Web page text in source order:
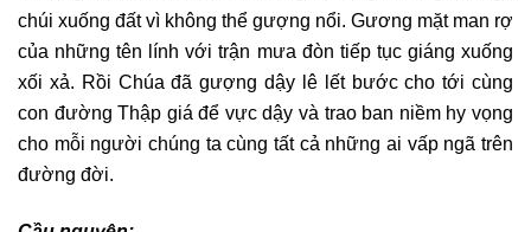
chúi xuống đất vì không thể gượng nổi. Gương mặt man rợ
của những tên lính với trận mưa đòn tiếp tục giáng xuống
xối xả. Rồi Chúa đã gượng dậy lê lết bước cho tới cùng
con đường Thập giá để vực dậy và trao ban niềm hy vọng
cho mỗi người chúng ta cùng tất cả những ai vấp ngã trên
đường đời.